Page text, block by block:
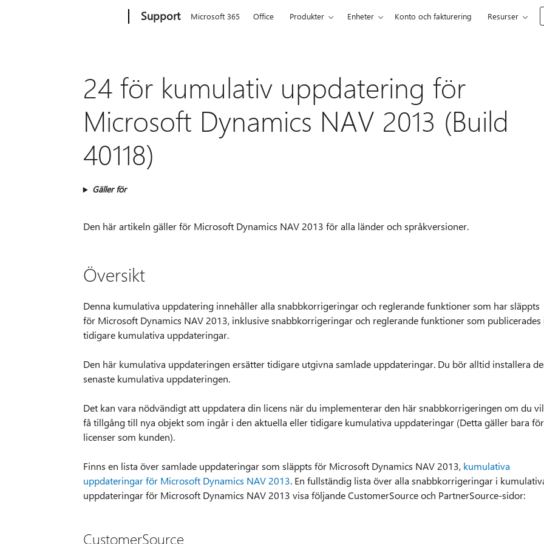
Support Microsoft 365 Office Produkter Enheter Konto och fakturering Resurser
24 för kumulativ uppdatering för
Microsoft Dynamics NAV 2013 (Build
40118)
Gäller för
Den här artikeln gäller för Microsoft Dynamics NAV 2013 för alla länder och språkversioner.
Översikt
Denna kumulativa uppdatering innehåller alla snabbkorrigeringar och reglerande funktioner som har släppts
för Microsoft Dynamics NAV 2013, inklusive snabbkorrigeringar och reglerande funktioner som publicerades
tidigare kumulativa uppdateringar.
Den här kumulativa uppdateringen ersätter tidigare utgivna samlade uppdateringar. Du bör alltid installera
senaste kumulativa uppdateringen.
Det kan vara nödvändigt att uppdatera din licens när du implementerar den här snabbkorrigeringen om du
få tillgång till nya objekt som ingår i den aktuella eller tidigare kumulativa uppdateringar (Detta gäller bara för
licenser som kunden).
Finns en lista över samlade uppdateringar som släppts för Microsoft Dynamics NAV 2013, kumulativa
uppdateringar för Microsoft Dynamics NAV 2013. En fullständig lista över alla snabbkorrigeringar i
uppdateringar för Microsoft Dynamics NAV 2013 visa följande CustomerSource och PartnerSource-sidor:
CustomerSource